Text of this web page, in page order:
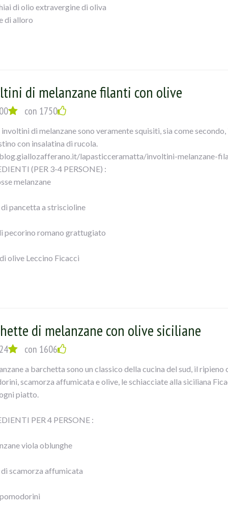
di olio extravergine di oliva
di alloro
spicchi di aglio sbucciati e schiacciati alle erbe aromatiche in
insaporire per due minuti, in seguito aggiungete la polpa di
e le foglie di alloro.
e le olive nere denocciolate FICACCI. Mescolate bene il
verso fine cottura le foglie di basilico.
di melanzane filanti con olive
con 1750
di melanzane sono veramente squisiti, sia come
con insalatina di rucola.
lapasticceramatta/involtini-melanzane-
(PER 3-4 PERSONE) :
melanzane
pancetta a striscioline
pecorino romano grattugiato
olive Leccino Ficacci
mozzarella
perdere l’acqua; dopo sciacquarle e farle scolare.
sulla griglia del forno, ungendole con un pennello sopra;
di melanzane con olive siciliane
con 1606
a barchetta sono un classico della cucina del sud, il
scamorza affumicata e olive, le schiacciate alla siciliana
piatto.
PER 4 PERSONE :
viola oblunghe
scamorza affumicata